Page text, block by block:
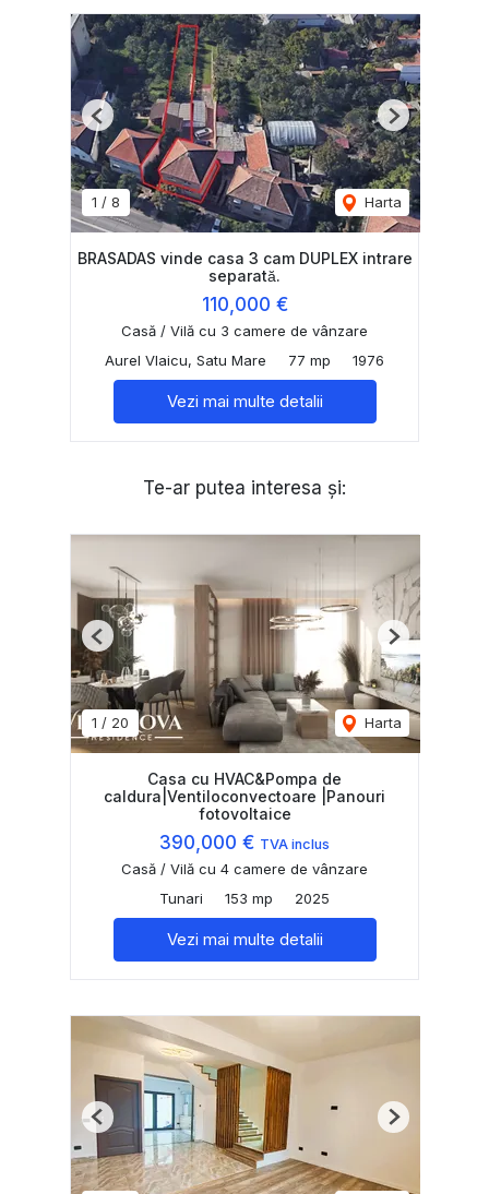
1 / 8 Harta
Previous Next
BRASADAS vinde casa 3 cam DUPLEX intrare
separată.
110,000 €
Casă / Vilă cu 3 camere de vânzare
Aurel Vlaicu, Satu Mare
77 mp 1976
Vezi mai multe detalii
Te-ar putea interesa și:
1 / 20 Harta
Previous Next
Casa cu HVAC&Pompa de
caldura|Ventiloconvectoare |Panouri
fotovoltaice
390,000 € TVA inclus
Casă / Vilă cu 4 camere de vânzare
Tunari
153 mp 2025
Vezi mai multe detalii
Previous Next